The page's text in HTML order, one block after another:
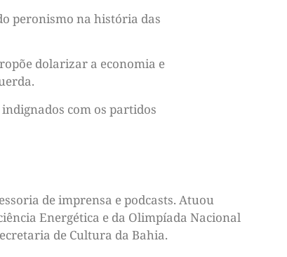
peronismo na história das
dolarizar a economia e
com os partidos
de imprensa e podcasts. Atuou
Energética e da Olimpíada Nacional
de Cultura da Bahia.